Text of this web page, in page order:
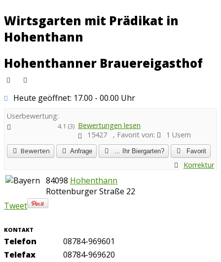
Wirtsgarten mit Prädikat in
Hohenthann
Hohenthanner Brauereigasthof
Heute geöffnet: 17.00 - 00.00 Uhr
Userbewertung:
4.1 (3) Bewertungen lesen
15427
, Favorit von: 1 Usern
Bewerten Anfrage ... Ihr Biergarten? Favorit
Korrektur
84098 Hohenthann
Rottenburger Straße 22
Tweet
KONTAKT
Telefon
08784-969601
Telefax
08784-969620